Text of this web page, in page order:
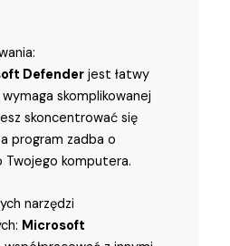
Defender jest łatwy
skomplikowanej
skoncentrować się
program zadba o
komputera.
narzędzi
Microsoft